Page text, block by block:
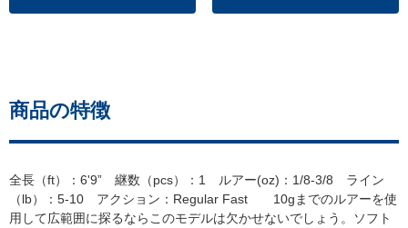
商品の特徴
全長（ft）：6'9” 継数（pcs）：1 ルアー(oz)：1/8-3/8 ライン
（lb）：5-10 アクション：Regular Fast 10gまでのルアーを使
用して広範囲に探るならこのモデルは欠かせないでしょう。ソフト